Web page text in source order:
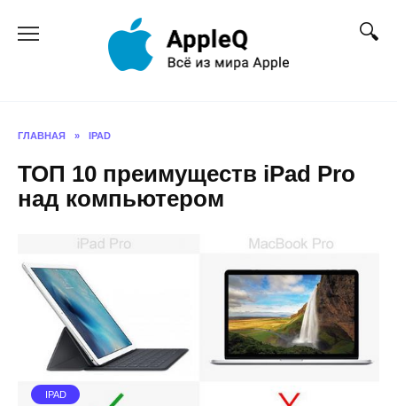
ГЛАВНАЯ » IPAD
ТОП 10 преимуществ iPad Pro
над компьютером
IPAD